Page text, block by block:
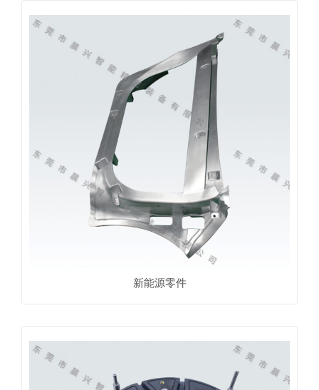
新能源零件